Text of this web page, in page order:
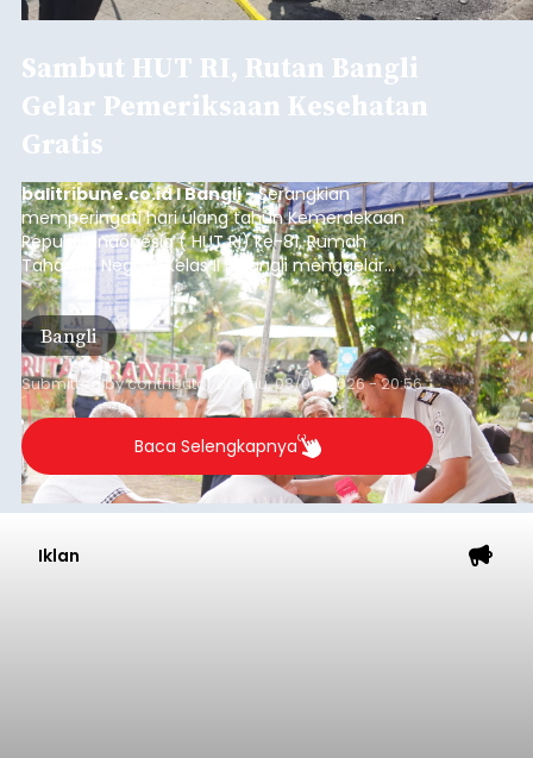
Sambut HUT RI, Rutan Bangli
Gelar Pemeriksaan Kesehatan
Gratis
balitribune.co.id I Bangli -Serangkian
memperingati hari ulang tahun Kemerdekaan
Republik Indonesia ( HUT RI) ke-81, Rumah
Tahanan Negara Kelas II B Bangli menggelar
kegiatan pemeriksaan kesehatan gratis, Rabu
(6/8/2026).
Bangli
Submitted bycontributor Thu, 08/06/2026 - 20:56
Baca Selengkapnya
Iklan